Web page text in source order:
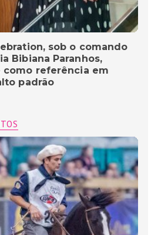
sob o comando
Bibiana Paranhos,
como referência em
padrão